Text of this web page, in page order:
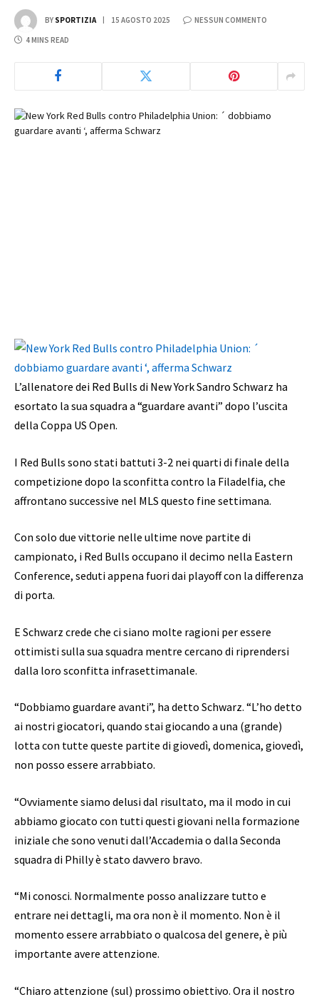
BY SPORTIZIA 15 AGOSTO 2025 NESSUN COMMENTO
4 MINS READ
L’allenatore dei Red Bulls di New York Sandro Schwarz ha
esortato la sua squadra a “guardare avanti” dopo l’uscita
della Coppa US Open.
I Red Bulls sono stati battuti 3-2 nei quarti di finale della
competizione dopo la sconfitta contro la Filadelfia, che
affrontano successive nel MLS questo fine settimana.
Con solo due vittorie nelle ultime nove partite di
campionato, i Red Bulls occupano il decimo nella Eastern
Conference, seduti appena fuori dai playoff con la differenza
di porta.
E Schwarz crede che ci siano molte ragioni per essere
ottimisti sulla sua squadra mentre cercano di riprendersi
dalla loro sconfitta infrasettimanale.
“Dobbiamo guardare avanti”, ha detto Schwarz. “L’ho detto
ai nostri giocatori, quando stai giocando a una (grande)
lotta con tutte queste partite di giovedì, domenica, giovedì,
non posso essere arrabbiato.
“Ovviamente siamo delusi dal risultato, ma il modo in cui
abbiamo giocato con tutti questi giovani nella formazione
iniziale che sono venuti dall’Accademia o dalla Seconda
squadra di Philly è stato davvero bravo.
“Mi conosci. Normalmente posso analizzare tutto e
entrare nei dettagli, ma ora non è il momento. Non è il
momento essere arrabbiato o qualcosa del genere, è più
importante avere attenzione.
“Chiaro attenzione (sul) prossimo obiettivo. Ora il nostro